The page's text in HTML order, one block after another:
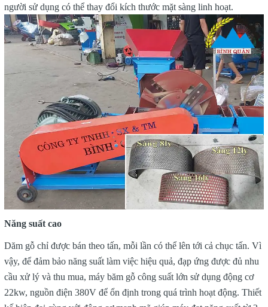
người sử dụng có thể thay đổi kích thước mặt sàng linh hoạt.
Năng suất cao
Dăm gỗ chỉ được bán theo tấn, mỗi lần có thể lên tới cả chục tấn. Vì
vậy, để đảm bảo năng suất làm việc hiệu quả, đạp ứng được đủ nhu
cầu xử lý và thu mua, máy băm gỗ công suất lớn sử dụng động cơ
22kw, nguồn điện 380V để ổn định trong quá trình hoạt động. Thiết